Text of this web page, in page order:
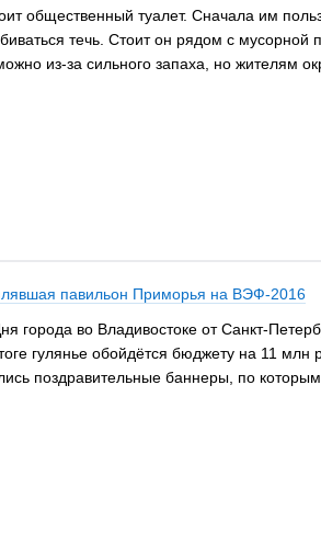
общественный туалет. Сначала им
течь. Стоит он рядом с
из-за сильного запаха, но жителям
павильон Приморья на ВЭФ-2016
во Владивостоке от Санкт-
гулянье обойдётся бюджету на 11
поздравительные баннеры, по